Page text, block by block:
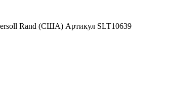
Rand (США) Артикул SLT10639